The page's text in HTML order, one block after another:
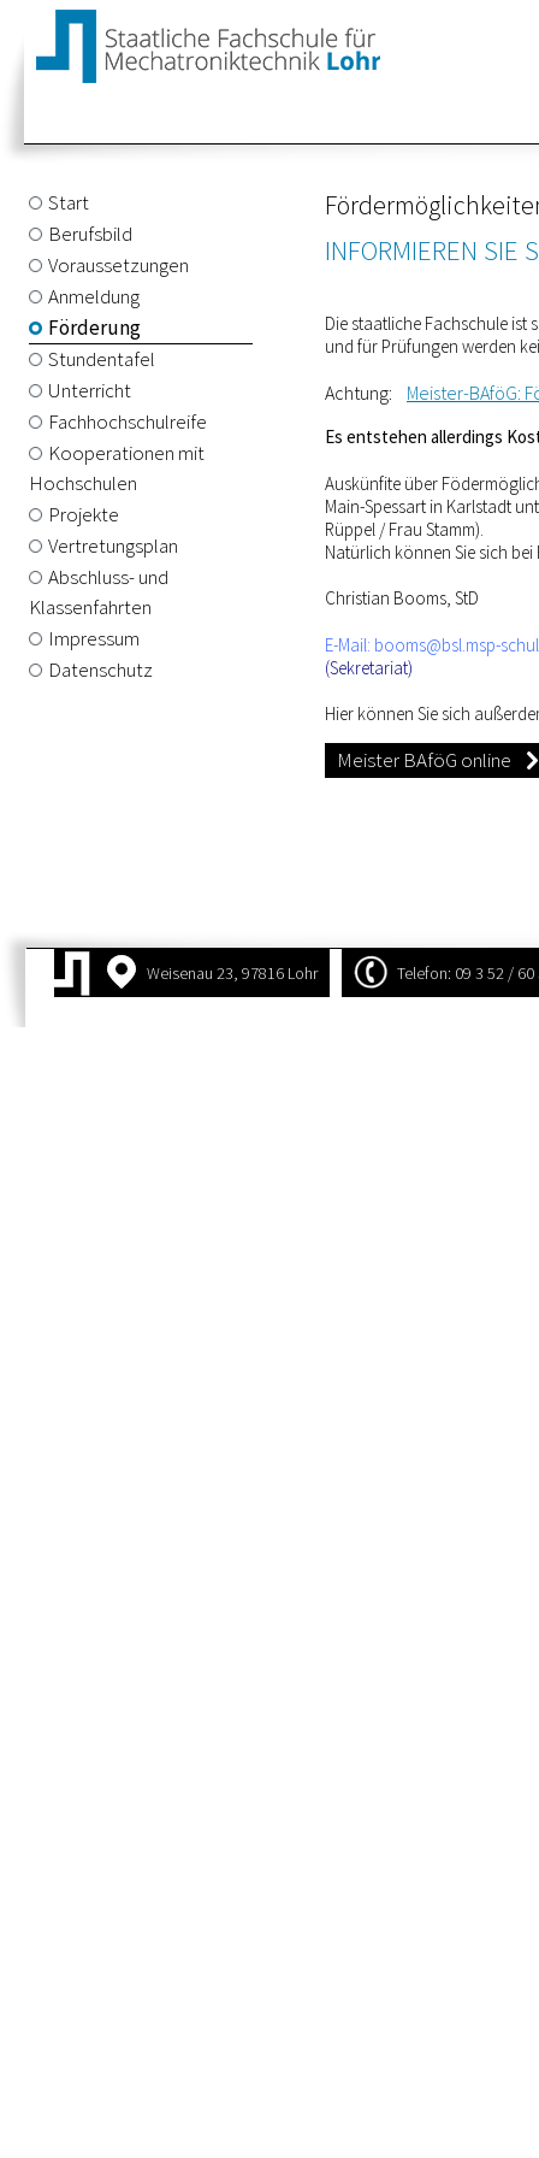
INFORMIEREN SIE
Die staatliche Fachschule ist
und für Prüfungen werden
Achtung: Meister-BAföG:
Es entstehen allerdings
Auskünfite über
Main-Spessart in Karlstadt
Rüppel / Frau Stamm).
Natürlich können Sie sich
Christian Booms, StD
E-Mail: booms@bsl.msp-
(Sekretariat)
Hier können Sie sich
Meister BAföG online
Start
Berufsbild
Voraussetzungen
Anmeldung
Förderung
Stundentafel
Unterricht
Fachhochschulreife
Kooperationen mit
Hochschulen
Projekte
Vertretungsplan
Abschluss- und
Klassenfahrten
Impressum
Datenschutz
Weisenau 23, 97816 Lohr Telefon: 09 3 52 / 60